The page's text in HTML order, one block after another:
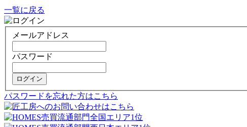
一覧に戻る
メールアドレス
パスワード
ログイン
パスワードを忘れた方はこちら